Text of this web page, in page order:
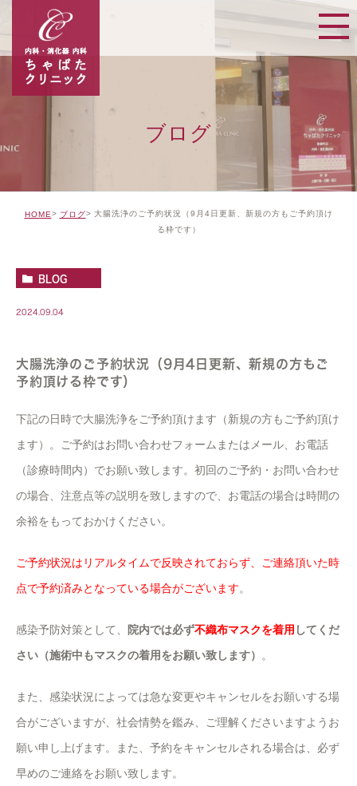
ブログ
HOME ブログ
大腸洗浄のご予約状況（9月4日更新、新規の方もご予約頂け
る枠です）
BLOG
2024.09.04
大腸洗浄のご予約状況（9月4日更新、新規の方もご
予約頂ける枠です）
下記の日時で大腸洗浄をご予約頂けます（新規の方もご予約頂け
ます）。ご予約はお問い合わせフォームまたはメール、お電話
（診療時間内）でお願い致します。初回のご予約・お問い合わせ
の場合、注意点等の説明を致しますので、お電話の場合は時間の
余裕をもっておかけください。
ご予約状況はリアルタイムで反映されておらず、ご連絡頂いた時
点で予約済みとなっている場合がございます。
感染予防対策として、 院内では必ず不織布マスクを着用 してくだ
さい（施術中もマスクの着用をお願い致します）
。
また、感染状況によっては急な変更やキャンセルをお願いする場
合がございますが、社会情勢を鑑み、ご理解くださいますようお
願い申し上げます。また、予約をキャンセルされる場合は、必ず
早めのご連絡をお願い致します。